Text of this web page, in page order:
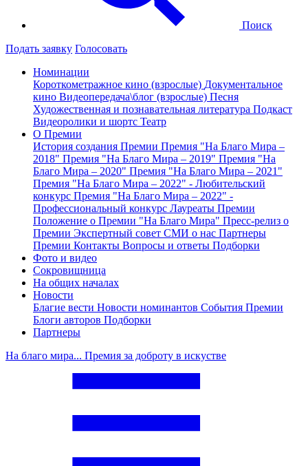
Поиск
Подать заявку Голосовать
Номинации
Короткометражное кино (взрослые) Документальное
кино Видеопередача\блог (взрослые) Песня
Художественная и познавательная литература Подкаст
Видеоролики и шортс Театр
О Премии
История создания Премии Премия "На Благо Мира –
2018" Премия "На Благо Мира – 2019" Премия "На
Благо Мира – 2020" Премия "На Благо Мира – 2021"
Премия "На Благо Мира – 2022" - Любительский
конкурс Премия "На Благо Мира – 2022" -
Профессиональный конкурс Лауреаты Премии
Положение о Премии "На Благо Мира" Пресс-релиз о
Премии Экспертный совет СМИ о нас Партнеры
Премии Контакты Вопросы и ответы Подборки
Фото и видео
Сокровищница
На общих началах
Новости
Благие вести Новости номинантов События Премии
Блоги авторов Подборки
Партнеры
На благо мира... Премия за доброту в искустве